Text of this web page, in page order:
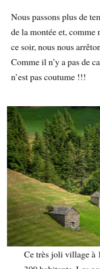
Nous passons plus de
de la montée et,
ce soir, nous nous
Comme il n’y a pas de
n’est pas coutume !!!
Ce très joli village à